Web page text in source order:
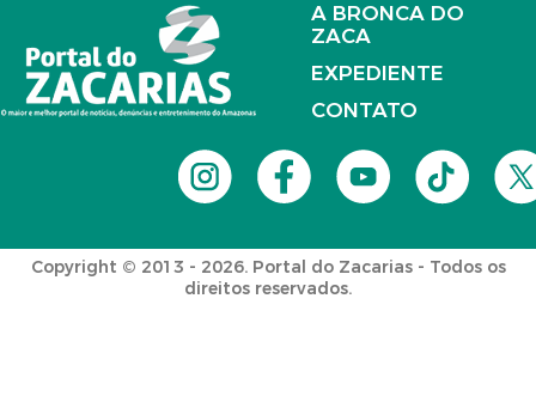
A BRONCA DO
ZACA
EXPEDIENTE
CONTATO
Copyright © 2013 - 2026. Portal do Zacarias - Todos os
direitos reservados.